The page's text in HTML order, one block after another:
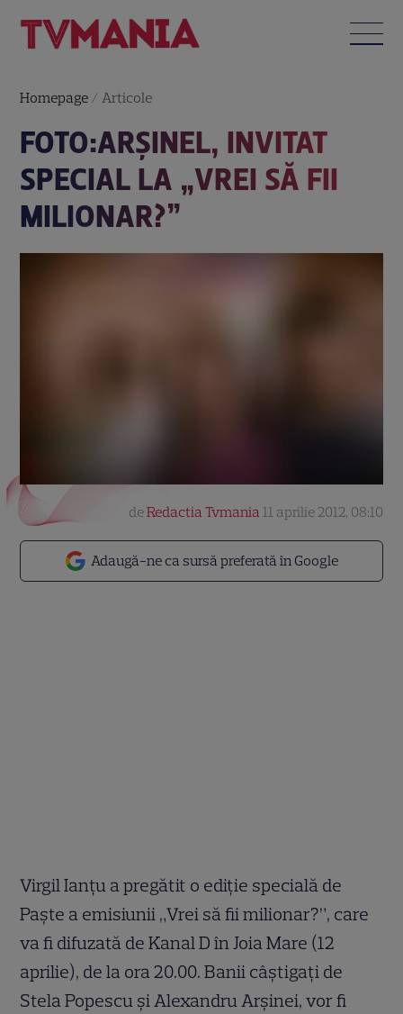
Homepage / Articole
FOTO:ARŞINEL, INVITAT
SPECIAL LA „VREI SĂ FII
MILIONAR?”
Adaugă-ne ca sursă preferată în Google
deRedactia Tvmania 11 aprilie 2012, 08:10
Virgil Ianţu a pregătit o ediţie specială de
Paşte a emisiunii „Vrei să fii milionar?”, care
va fi difuzată de Kanal D în Joia Mare (12
aprilie), de la ora 20.00. Banii câştigaţi de
Stela Popescu şi Alexandru Arşinei, vor fi